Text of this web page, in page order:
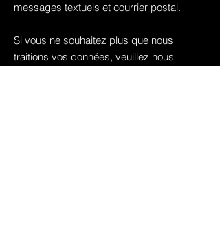
messages textuels et courrier postal.
Si vous ne souhaitez plus que nous
traitions vos données, veuillez nous